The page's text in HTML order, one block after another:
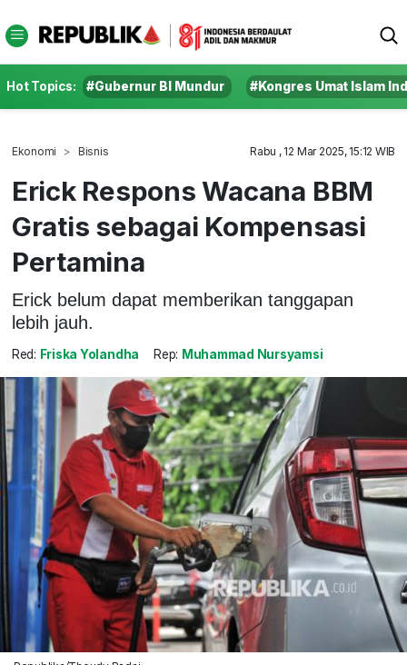
Hot Topics: #Gubernur BI Mundur #Kongres Umat Islam
Ekonomi Bisnis Rabu , 12 Mar 2025, 15:12 WIB
Erick Respons Wacana BBM
Gratis sebagai Kompensasi
Pertamina
Erick belum dapat memberikan tanggapan
lebih jauh.
Red: Friska Yolandha Rep: Muhammad Nursyamsi